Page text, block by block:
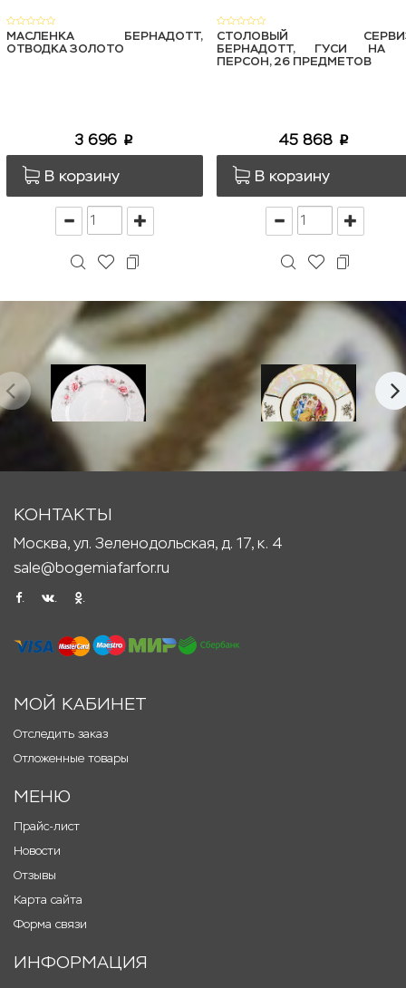
МАСЛЕНКА БЕРНАДОТТ,
ОТВОДКА ЗОЛОТО
3 696 p
В корзину
СТОЛОВЫЙ
БЕРНАДОТТ, ГУСИ НА
ПЕРСОН, 26 ПРЕДМЕТОВ
45 868 p
В корзину
КОНТАКТЫ
Москва, ул. Зеленодольская, д. 17, к. 4
sale@bogemiafarfor.ru
.
МОЙ КАБИНЕТ
Отследить заказ
Отложенные товары
МЕНЮ
Прайс-лист
Новости
Отзывы
Карта сайта
Форма связи
ИНФОРМАЦИЯ